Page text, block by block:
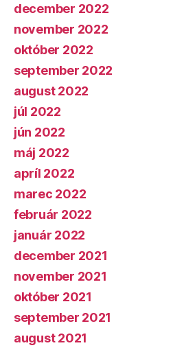
december 2022
november 2022
október 2022
september 2022
august 2022
júl 2022
jún 2022
máj 2022
apríl 2022
marec 2022
február 2022
január 2022
december 2021
november 2021
október 2021
september 2021
august 2021